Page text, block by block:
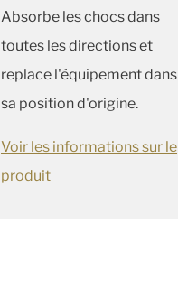
Absorbe les chocs dans
toutes les directions et
replace l'équipement dans
sa position d'origine.
Voir les informations sur le
produit